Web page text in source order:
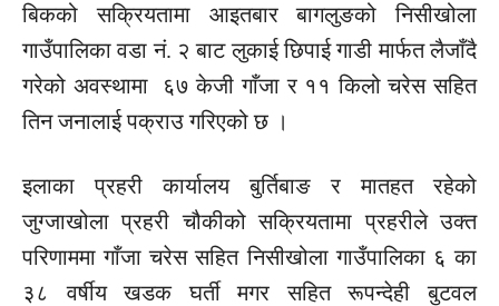
बिकको सक्रियतामा आइतबार बागलुङकोनिसीखोला
गाउँपालिका वडानं. २ बाट लुकाई छिपाई गाडी मार्फत लैजाँदै
गरेको अवस्थामा ६७ केजी गाँजा र ११ किलो चरेस सहित
तिन जनालाई पक्राउ गरिएको छ ।
इलाका प्रहरी कार्यालय बुर्तिबाङ र मातहत रहेको
जुग्जाखोला प्रहरी चौकीको सक्रियतामा प्रहरीले उक्त
परिणाममा गाँजा चरेस सहितनिसीखोलागाउँपालिका ६ का
३८वर्षीय खडकघर्ती मगर सहित रूपन्देही बुटवल